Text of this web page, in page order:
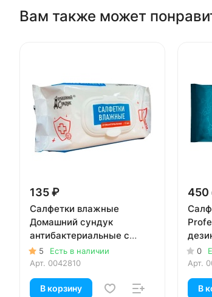
Вам также может
135 ₽
Салфетки влажные
Домашний сундук
антибактериальные с
клапаном 72 шт
5
Есть в наличии
Арт. 0042810
В корзину
450
0
Арт.
В